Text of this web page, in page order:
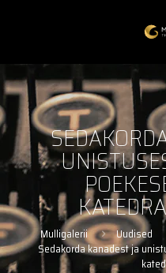
Mulligalerii Uudised
Sedakorda kanadest ja